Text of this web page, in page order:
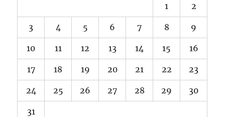
1 2
3 4 5 6 7 8 9
10 11 12 13 14 15 16
17 18 19 20 21 22 23
24 25 26 27 28 29 30
31